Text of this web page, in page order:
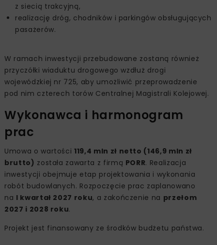
z siecią trakcyjną,
realizację dróg, chodników i parkingów obsługujących
pasażerów.
W ramach inwestycji przebudowane zostaną również
przyczółki wiaduktu drogowego wzdłuż drogi
wojewódzkiej nr 725, aby umożliwić przeprowadzenie
pod nim czterech torów Centralnej Magistrali Kolejowej.
Wykonawca i harmonogram
prac
Umowa o wartości119,4 mln zł netto (146,9 mln zł
brutto) została zawarta z firmą PORR. Realizacja
inwestycji obejmuje etap projektowania i wykonania
robót budowlanych. Rozpoczęcie prac zaplanowano
na I kwartał 2027 roku, a zakończenie na przełom
2027 i 2028 roku.
Projekt jest finansowany ze środków budżetu państwa.